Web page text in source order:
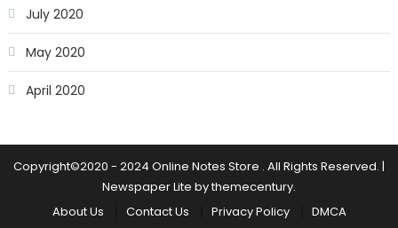
July 2020
May 2020
April 2020
Copyright©2020 - 2024 Online Notes Store . All Rights Reserved. |
Newspaper Lite bythemecentury.
About Us
Contact Us Privacy Policy DMCA